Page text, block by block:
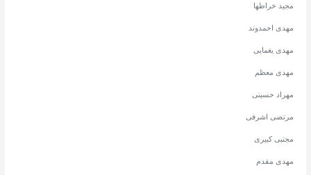
مجید خراطها
مهدی احمدوند
مهدی یغمایی
مهدی معظم
مهراد حسینی
مرتضی اشرفی
مجتبی کبیری
مهدی مقدم